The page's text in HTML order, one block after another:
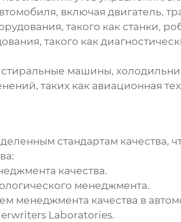
включая двигатель,
такого как станки,
такого как
стиральные машины,
таких как авиационная
стандартам качества,
качества.
менеджмента.
менеджмента качества в
Laboratories.